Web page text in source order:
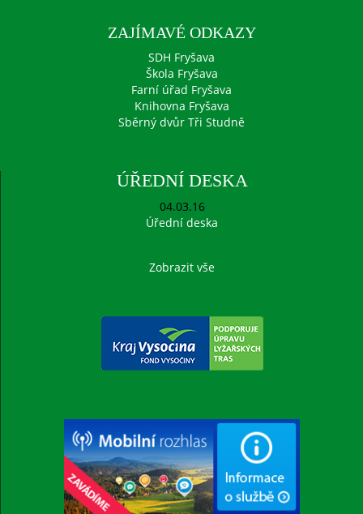
ZAJÍMAVÉ ODKAZY
SDH Fryšava
Škola Fryšava
Farní úřad Fryšava
Knihovna Fryšava
Sběrný dvůr Tři Studně
ÚŘEDNÍ DESKA
04.03.16
Úřední deska
Zobrazit vše